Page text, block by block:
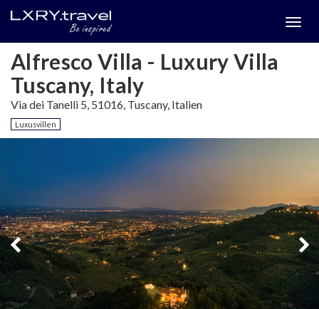
Alfresco Villa - Luxury Villa
Tuscany, Italy
Via dei Tanelli 5, 51016, Tuscany, Italien
Luxusvillen